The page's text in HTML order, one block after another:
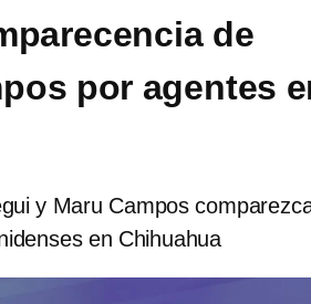
de
por agentes
y Maru Campos
en Chihuahua